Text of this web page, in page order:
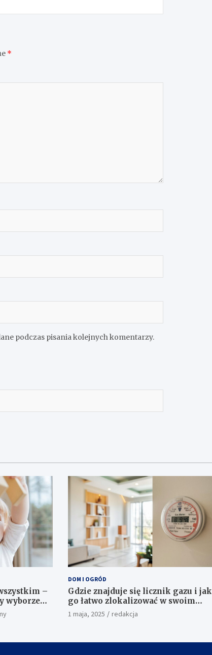
*
podczas pisania kolejnych komentarzy.
–
wyborze
DOM I OGRÓD
Gdzie znajduje się licznik gazu i jak
go łatwo zlokalizować w swoim
domu?
1 maja, 2025 redakcja